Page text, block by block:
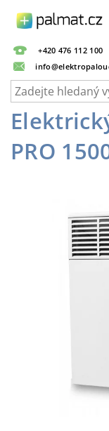
+420 476 112 100
PRO